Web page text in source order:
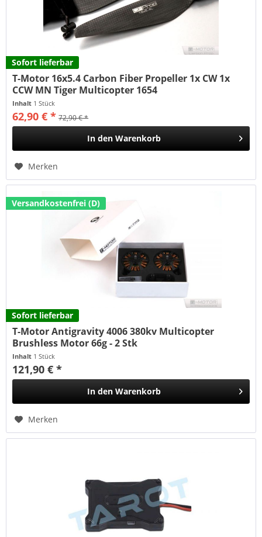
Sofort lieferbar
T-Motor 16x5.4 Carbon Fiber Propeller 1x CW 1x
CCW MN Tiger Multicopter 1654
Inhalt 1 Stück
62,90 € * 72,90 € *
In den Warenkorb
Merken
Sofort lieferbar
Versandkostenfrei (D)
T-Motor Antigravity 4006 380kv Multicopter
Brushless Motor 66g - 2 Stk
Inhalt 1 Stück
121,90 € *
In den Warenkorb
Merken